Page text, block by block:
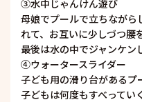
③水中じゃんけん遊び
母娘でプールで立ちながら
れて、お互いに少しづつ腰
最後は水の中でジャンケン
④ウォータースライダー
子ども用の滑り台があるプ
子どもは何度もすべってい